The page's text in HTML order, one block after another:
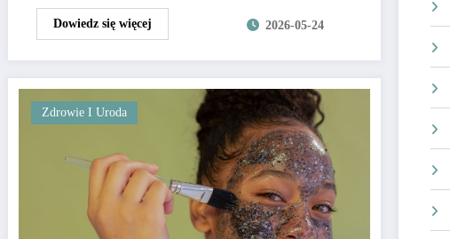
Dowiedz się więcej 2026-05-24
Zdrowie I Uroda